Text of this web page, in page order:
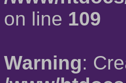
on line 109
Warning: